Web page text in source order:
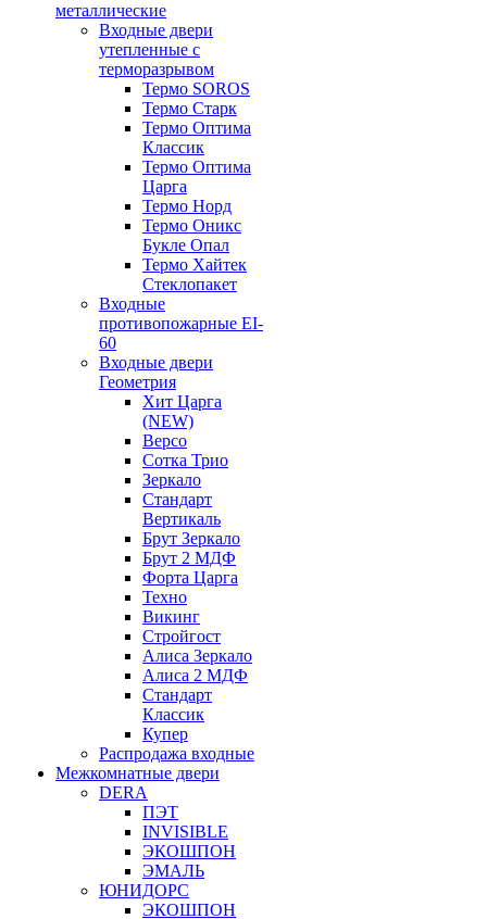
металлические
Входные двери
утепленные с
терморазрывом
Термо SOROS
Термо Старк
Термо Оптима
Классик
Термо Оптима
Царга
Термо Норд
Термо Оникс
Букле Опал
Термо Хайтек
Стеклопакет
Входные
противопожарные EI-
60
Входные двери
Геометрия
Хит Царга
(NEW)
Версо
Сотка Трио
Зеркало
Стандарт
Вертикаль
Брут Зеркало
Брут 2 МДФ
Форта Царга
Техно
Викинг
Стройгост
Алиса Зеркало
Алиса 2 МДФ
Стандарт
Классик
Купер
Распродажа входные
Межкомнатные двери
DERA
ПЭТ
INVISIBLE
ЭКОШПОН
ЭМАЛЬ
ЮНИДОРС
ЭКОШПОН